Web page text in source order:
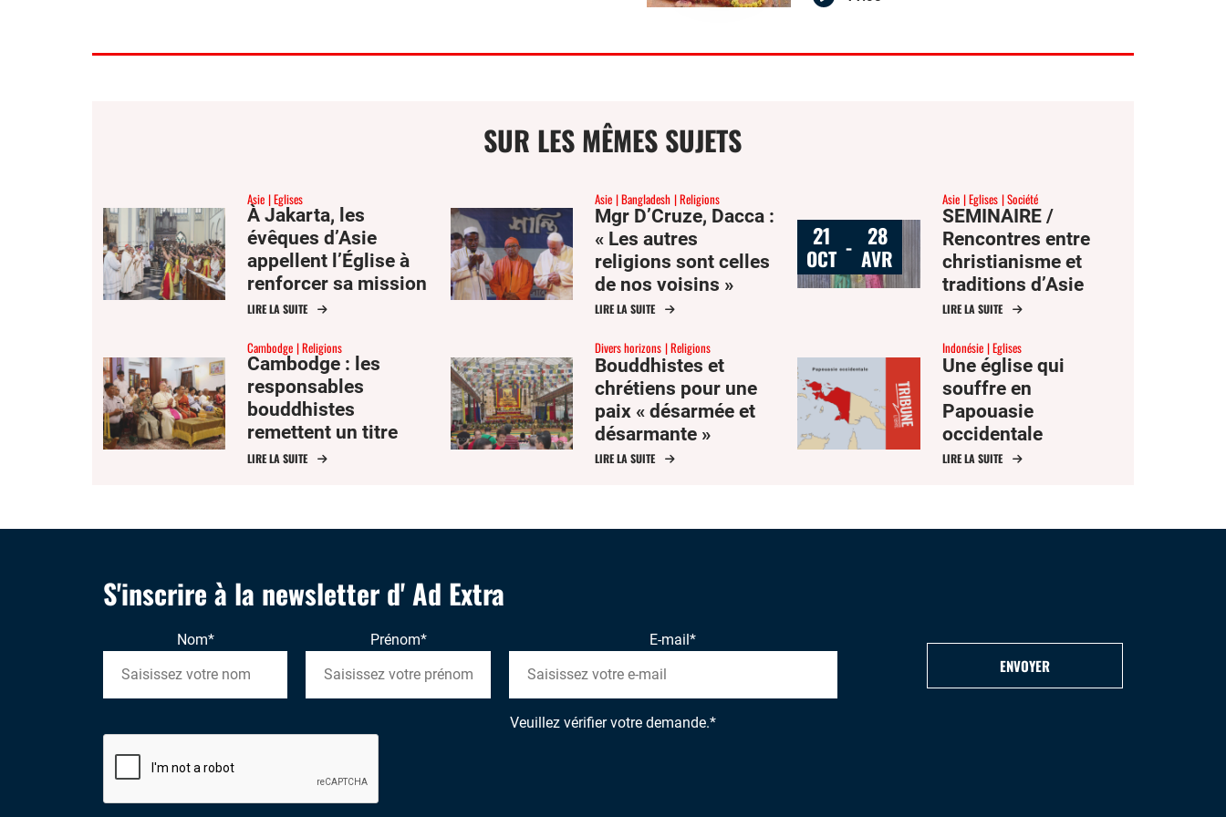
SUR LES MÊMES SUJETS
Asie Eglises
À Jakarta, les
évêques d’Asie
appellent l’Église à
renforcer sa mission
de dialogue et de
LIRE LA SUITE
Asie Bangladesh Religions
Mgr D’Cruze, Dacca :
« Les autres
religions sont celles
de nos voisins »
LIRE LA SUITE
21
OCT - 28
AVR
Asie Eglises Société
SEMINAIRE /
Rencontres entre
christianisme et
traditions d’Asie
LIRE LA SUITE
Cambodge Religions
Cambodge : les
responsables
bouddhistes
remettent un titre
honorifique à
décennies de
LIRE LA SUITE
Divers horizons Religions
Bouddhistes et
chrétiens pour une
paix « désarmée et
désarmante »
LIRE LA SUITE
Indonésie Eglises
Une église qui
souffre en
Papouasie
occidentale
LIRE LA SUITE
S'inscrire à la newsletter d' Ad Extra
Nom* Prénom* E-mail*
Veuillez vérifier votre demande.*
ENVOYER